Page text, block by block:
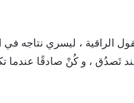
الراقية ، ليسري نتاجه
عند تَصدُق ، و كُنْ صادقًا عندما